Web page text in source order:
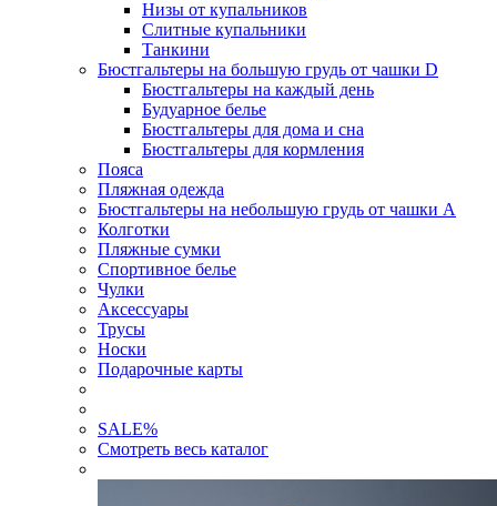
Низы от купальников
Слитные купальники
Танкини
Бюстгальтеры на большую грудь от чашки D
Бюстгальтеры на каждый день
Будуарное белье
Бюстгальтеры для дома и сна
Бюстгальтеры для кормления
Пояса
Пляжная одежда
Бюстгальтеры на небольшую грудь от чашки А
Колготки
Пляжные сумки
Спортивное белье
Чулки
Аксессуары
Трусы
Носки
Подарочные карты
SALE%
Смотреть весь каталог